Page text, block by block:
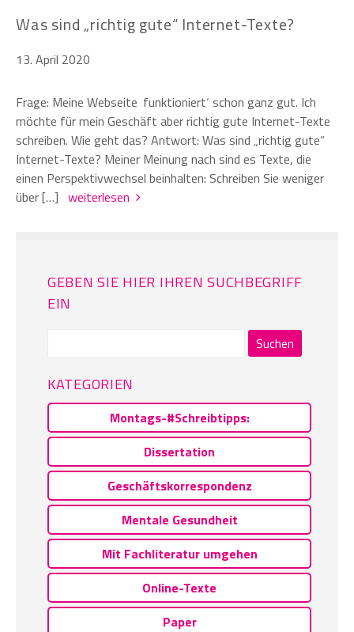
Was sind „richtig gute“ Internet-Texte?
13. April 2020
Frage: Meine Webseite ‚funktioniert‘ schon ganz gut. Ich
möchte für mein Geschäft aber richtig gute Internet-Texte
schreiben. Wie geht das? Antwort: Was sind „richtig gute“
Internet-Texte? Meiner Meinung nach sind es Texte, die
einen Perspektivwechsel beinhalten: Schreiben Sie weniger
über […] weiterlesen
GEBEN SIE HIER IHREN SUCHBEGRIFF
EIN
KATEGORIEN
Montags-#Schreibtipps:
Dissertation
Geschäftskorrespondenz
Mentale Gesundheit
Mit Fachliteratur umgehen
Online-Texte
Paper